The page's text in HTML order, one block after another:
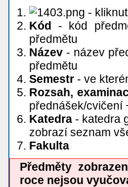
-
Kód - kód
předmětu
Název - název
předmětu
Semestr - ve
Rozsah,
přednášek/cvičení
Katedra - katedra
zobrazí seznam
Fakulta
Předměty
roce nejsou